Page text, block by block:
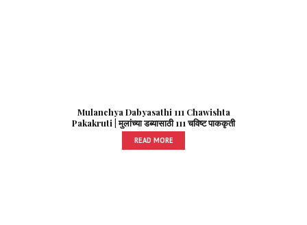
Mulanchya Dabyasathi 111 Chawishta
Pakakruti | मुलांच्या डब्यासाठी 111 चविष्ट पाककृती
READ MORE